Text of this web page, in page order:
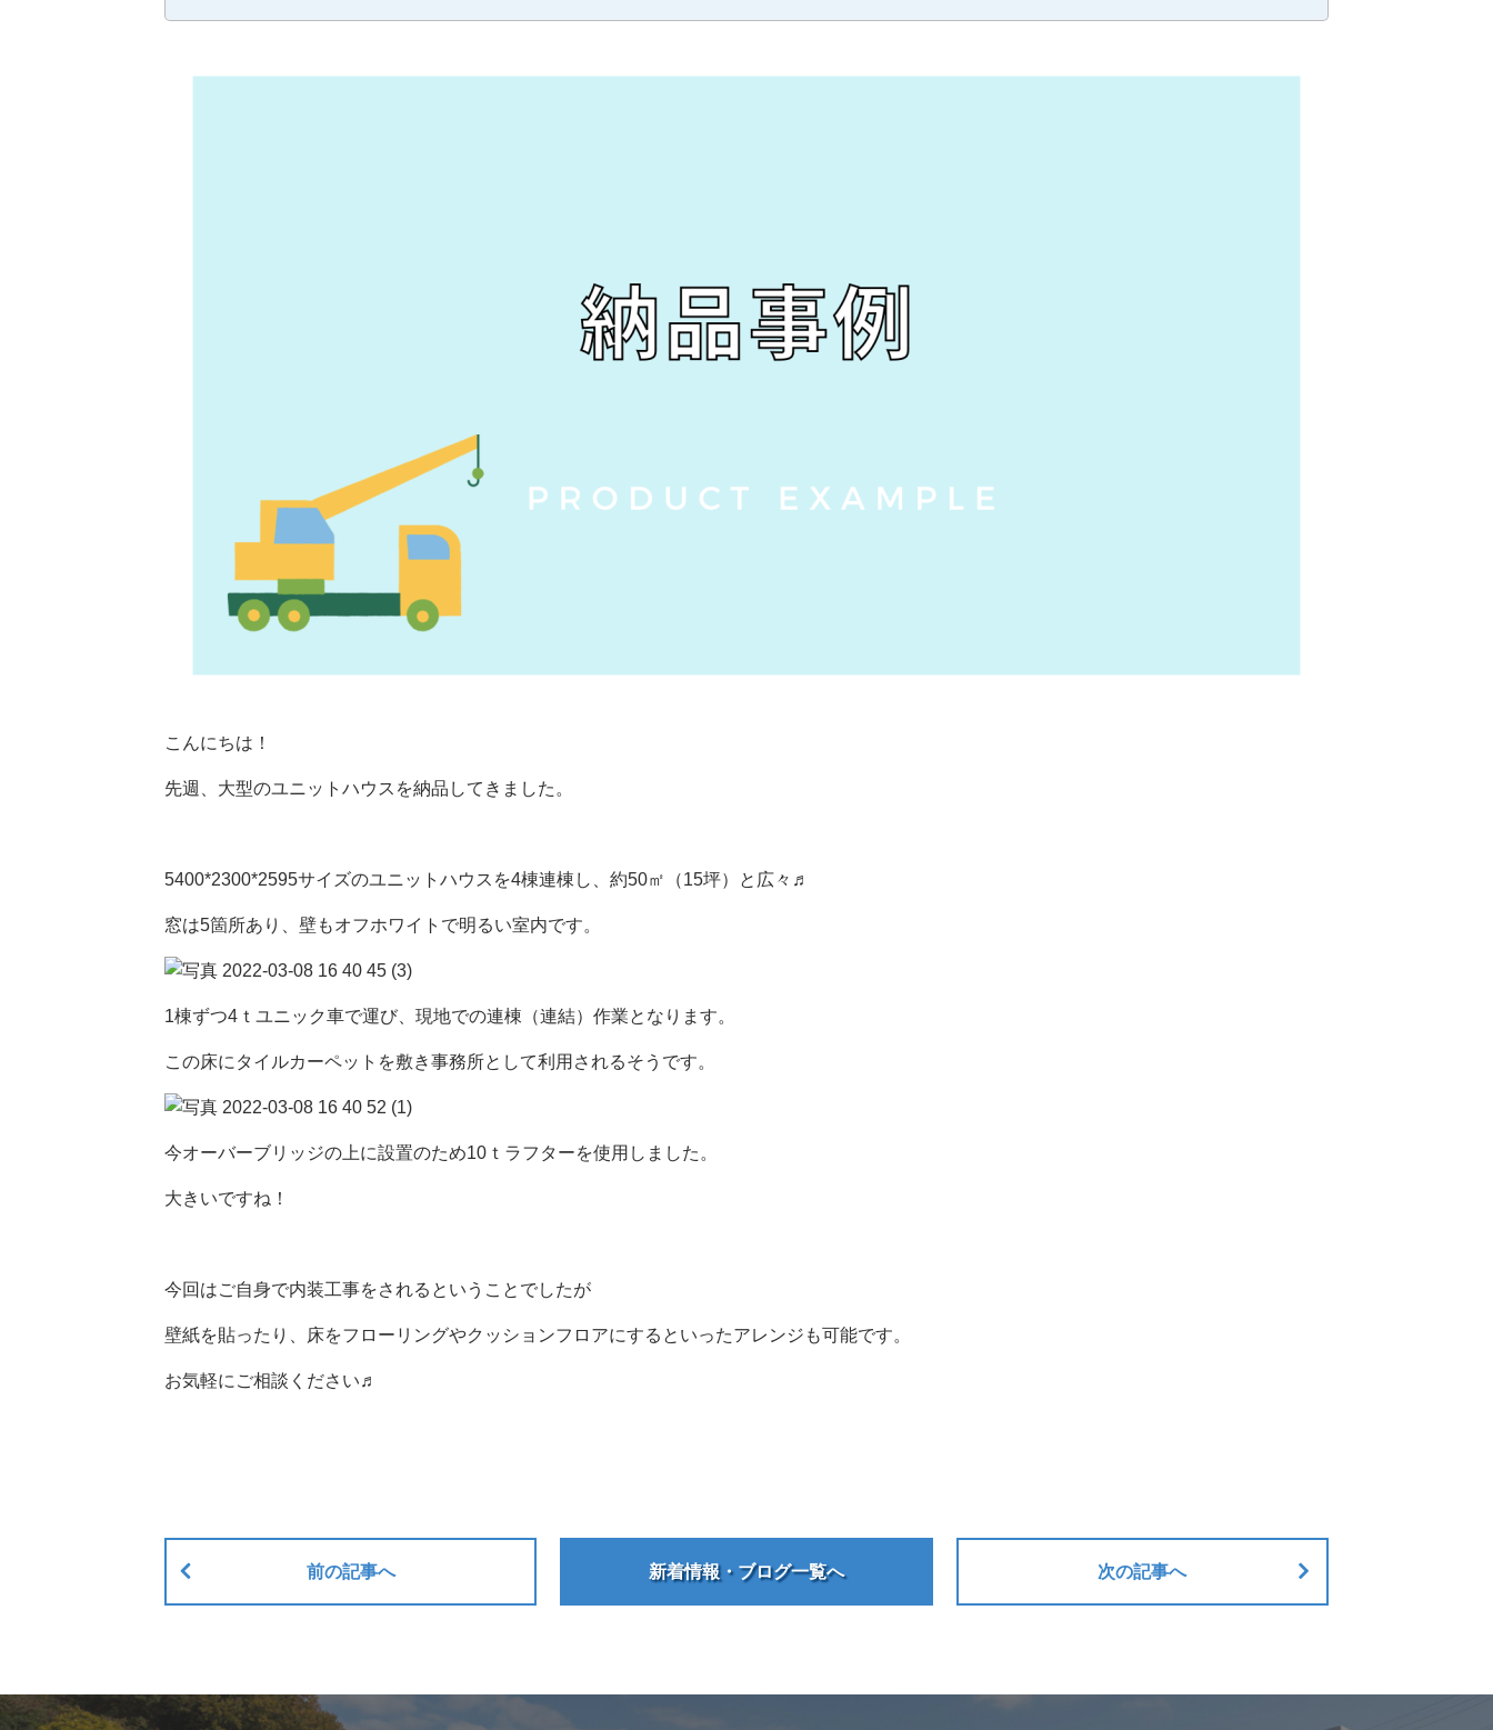
こんにちは！
先週、大型のユニットハウスを納品してきました。
5400*2300*2595サイズのユニットハウスを4棟連棟し、約50㎡（15坪）と広々♬
窓は5箇所あり、壁もオフホワイトで明るい室内です。
1棟ずつ4ｔユニック車で運び、現地での連棟（連結）作業となります。
この床にタイルカーペットを敷き事務所として利用されるそうです。
今オーバーブリッジの上に設置のため10ｔラフターを使用しました。
大きいですね！
今回はご自身で内装工事をされるということでしたが
壁紙を貼ったり、床をフローリングやクッションフロアにするといったアレンジも可能です。
お気軽にご相談ください♬
前の記事へ 新着情報・ブログ一覧へ 次の記事へ